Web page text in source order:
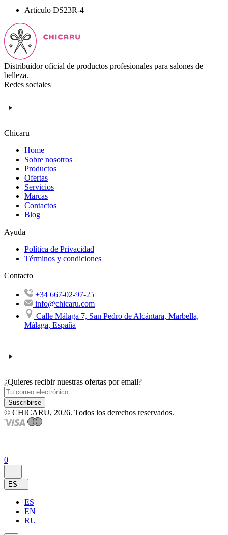
Articulo DS23R-4
Distribuidor oficial de productos profesionales para salones de
belleza.
Redes sociales
Chicaru
Home
Sobre nosotros
Productos
Ofertas
Servicios
Marcas
Contactos
Blog
Ayuda
Política de Privacidad
Términos y condiciones
Contacto
+34 667-02-97-25
info@chicaru.com
Calle Málaga 7, San Pedro de Alcántara, Marbella,
Málaga, España
¿Quieres recibir nuestras ofertas por email?
Suscribirse
© CHICARU, 2026. Todos los derechos reservados.
0
ES
ES
EN
RU